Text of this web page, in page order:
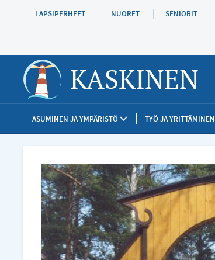
pääsisältöönLAPSIPERHEET NUORET SENIORIT
KASKINEN
ASUMINEN JA YMPÄRISTÖ TYÖ JA YRITTÄMINEN